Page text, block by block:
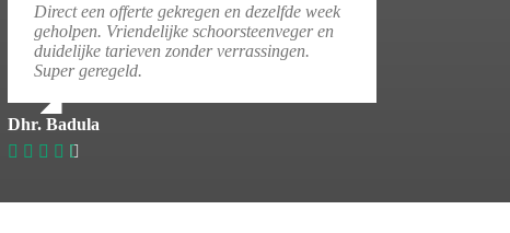
Direct een offerte gekregen en dezelfde week
geholpen. Vriendelijke schoorsteenveger en
duidelijke tarieven zonder verrassingen.
Super geregeld.
Dhr. Badula